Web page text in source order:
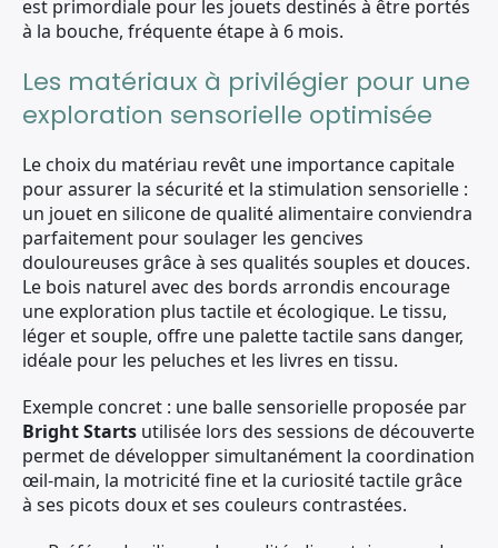
est primordiale pour les jouets destinés à être portés
à la bouche, fréquente étape à 6 mois.
Les matériaux à privilégier pour une
exploration sensorielle optimisée
Le choix du matériau revêt une importance capitale
pour assurer la sécurité et la stimulation sensorielle :
un jouet en silicone de qualité alimentaire conviendra
parfaitement pour soulager les gencives
douloureuses grâce à ses qualités souples et douces.
Le bois naturel avec des bords arrondis encourage
une exploration plus tactile et écologique. Le tissu,
léger et souple, offre une palette tactile sans danger,
idéale pour les peluches et les livres en tissu.
Exemple concret : une balle sensorielle proposée par
Bright Starts utilisée lors des sessions de découverte
permet de développer simultanément la coordination
œil-main, la motricité fine et la curiosité tactile grâce
à ses picots doux et ses couleurs contrastées.